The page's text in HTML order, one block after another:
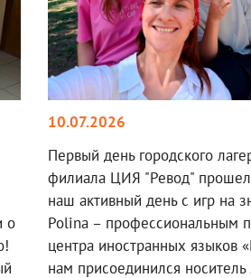
о
10.07.2026
Первый день городского
филиала ЦИЯ "Ревод" прошел
наш активный день с игр на
Polina – профессиональным
центра иностранных языков
нам присоединился